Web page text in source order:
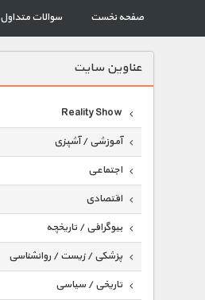
صفحه نخست سوالات متداول
عناوين سايت
Reality Show
آموزشی / آشپزی
اجتماعی
اقتصادی
بیوگرافی / تاریخچه
پزشکی / زیست / روانشناسی
تاریخی / سیاسی